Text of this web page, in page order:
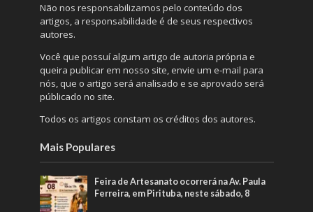
Não nos responsabilizamos pelo conteúdo dos
artigos, a responsabilidade é de seus respectivos
autores.
Você que possuí algum artigo de autoria própria e
queira publicar em nosso site, envie um e-mail para
nós, que o artigo será analisado e se aprovado será
públicado no site.
Todos os artigos constam os créditos dos autores.
Mais Populares
Feira de Artesanato ocorrerá na Av. Paula
Ferreira, em Pirituba, neste sábado, 8